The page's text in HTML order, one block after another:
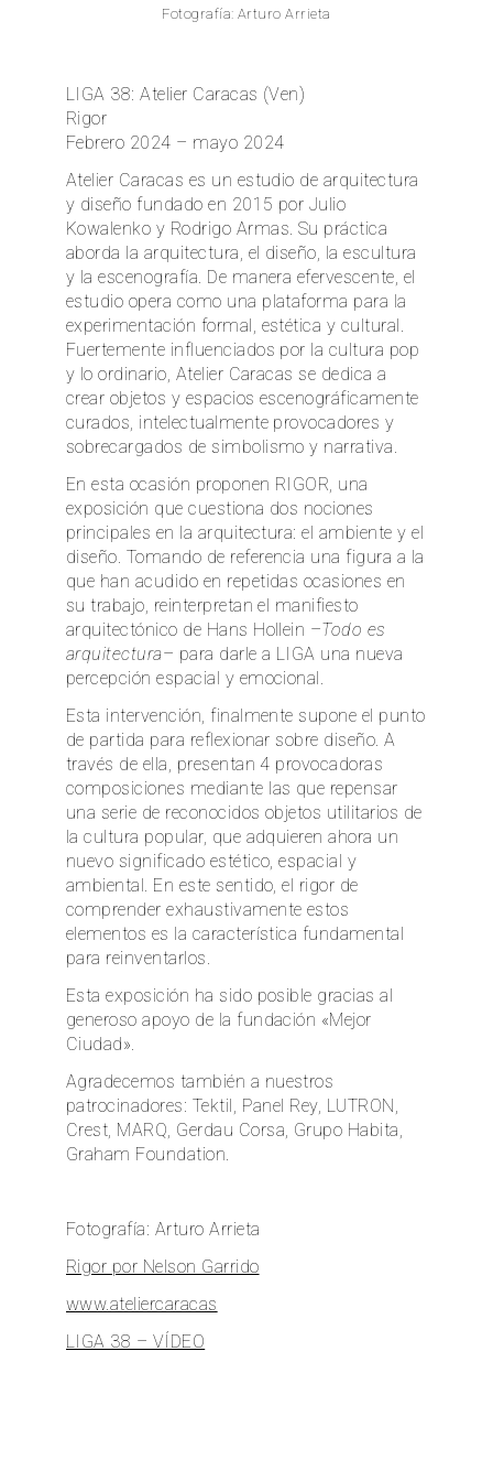
Fotografía: Arturo Arrieta
LIGA 38: Atelier Caracas (Ven)
Rigor
Febrero 2024 – mayo 2024
Atelier Caracas es un estudio de arquitectura
y diseño fundado en 2015 por Julio
Kowalenko y Rodrigo Armas. Su práctica
aborda la arquitectura, el diseño, la escultura
y la escenografía. De manera efervescente, el
estudio opera como una plataforma para la
experimentación formal, estética y cultural.
Fuertemente influenciados por la cultura pop
y lo ordinario, Atelier Caracas se dedica a
crear objetos y espacios escenográficamente
curados, intelectualmente provocadores y
sobrecargados de simbolismo y narrativa.
En esta ocasión proponen RIGOR, una
exposición que cuestiona dos nociones
principales en la arquitectura: el ambiente y el
diseño. Tomando de referencia una figura a la
que han acudido en repetidas ocasiones en
su trabajo, reinterpretan el manifiesto
arquitectónico de Hans Hollein –Todo es
arquitectura– para darle a LIGA una nueva
percepción espacial y emocional.
Esta intervención, finalmente supone el punto
de partida para reflexionar sobre diseño. A
través de ella, presentan 4 provocadoras
composiciones mediante las que repensar
una serie de reconocidos objetos utilitarios de
la cultura popular, que adquieren ahora un
nuevo significado estético, espacial y
ambiental. En este sentido, el rigor de
comprender exhaustivamente estos
elementos es la característica fundamental
para reinventarlos.
Esta exposición ha sido posible gracias al
generoso apoyo de la fundación «Mejor
Ciudad».
Agradecemos también a nuestros
patrocinadores: Tektil, Panel Rey, LUTRON,
Crest, MARQ, Gerdau Corsa, Grupo Habita,
Graham Foundation.
Fotografía: Arturo Arrieta
Rigor por Nelson Garrido
www.ateliercaracas
LIGA 38 – VÍDEO